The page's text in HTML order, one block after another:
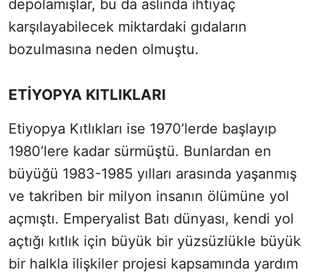
depolamışlar, bu da aslında ihtiyaç
karşılayabilecek miktardaki gıdaların
bozulmasına neden olmuştu.
ETİYOPYA KITLIKLARI
Etiyopya Kıtlıkları ise 1970’lerde başlayıp
1980’lere kadar sürmüştü. Bunlardan en
büyüğü 1983-1985 yılları arasında yaşanmış
ve takriben bir milyon insanın ölümüne yol
açmıştı. Emperyalist Batı dünyası, kendi yol
açtığı kıtlık için büyük bir yüzsüzlükle büyük
bir halkla ilişkiler projesi kapsamında yardım